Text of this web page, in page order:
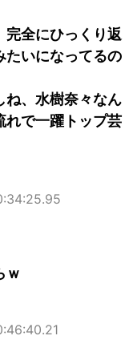
完全にひっくり返
たいになってるの
ね、水樹奈々なん
れで一躍トップ芸
ｗ